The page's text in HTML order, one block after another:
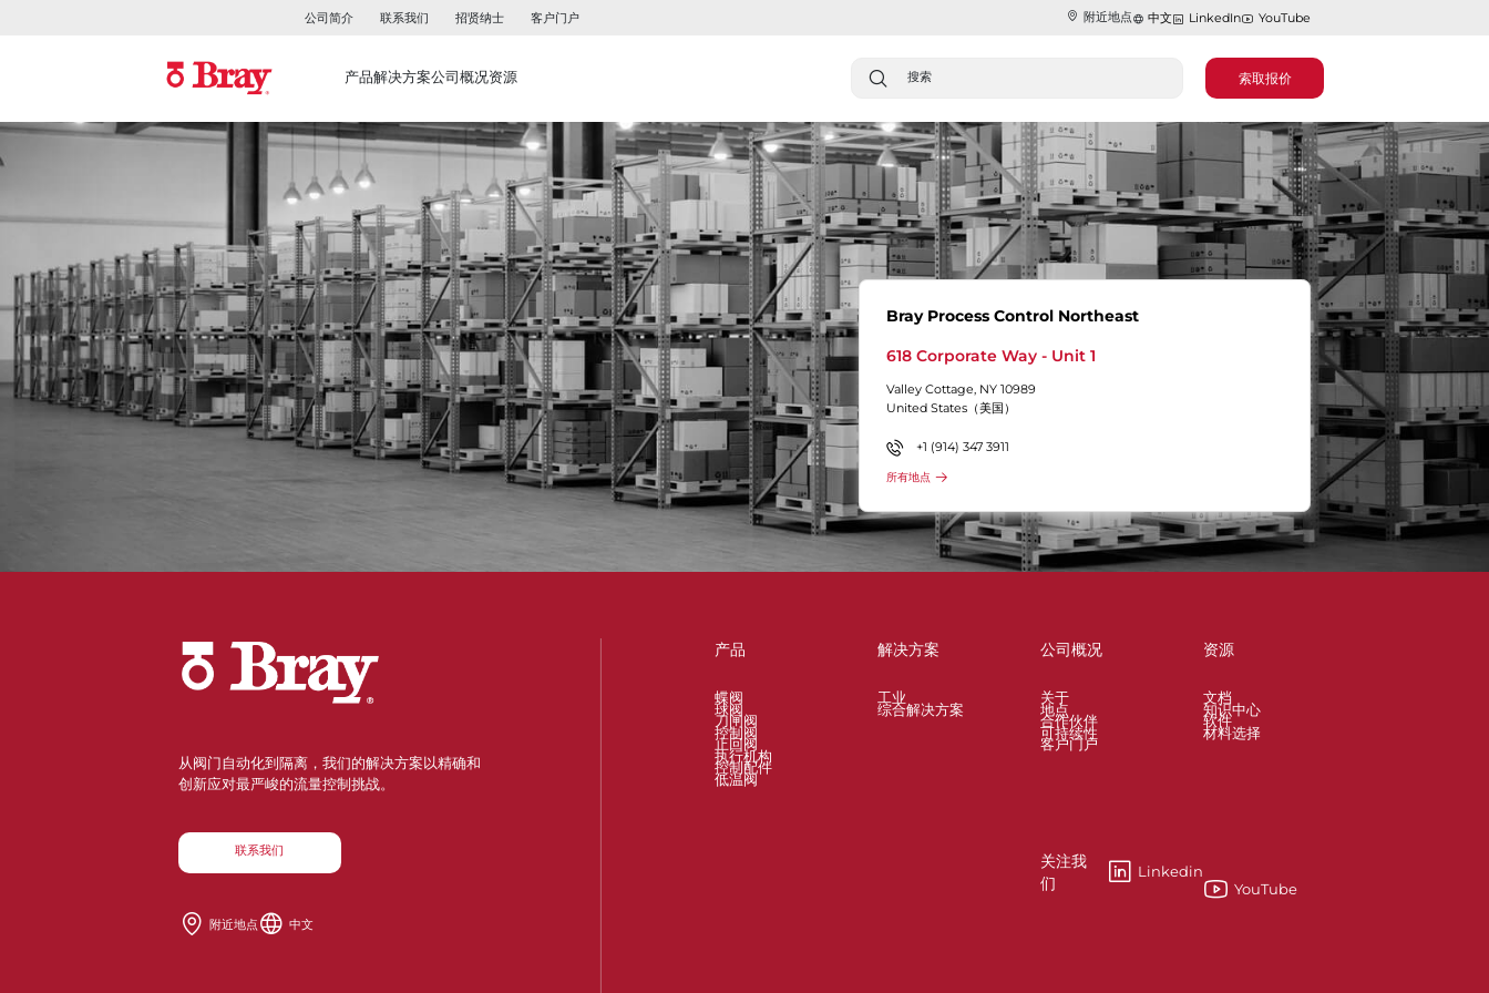
公司简介 联系我们 招贤纳士 客户门户 附近地点 中文 LinkedIn YouTube
产品解决方案公司概况资源 索取报价
Bray Process Control Northeast
618 Corporate Way - Unit 1
Valley Cottage, NY 10989
United States（美国）
+1 (914) 347 3911
所有地点
从阀门自动化到隔离，我们的解决方案以精确和
创新应对最严峻的流量控制挑战。
联系我们
附近地点 中文
产品
蝶阀
球阀
刀闸阀
控制阀
止回阀
执行机构
控制配件
低温阀
解决方案
工业
综合解决方案
公司概况
关于
地点
合作伙伴
可持续性
客户门户
关注我
们
Linkedin
资源
文档
知识中心
软件
材料选择
YouTube